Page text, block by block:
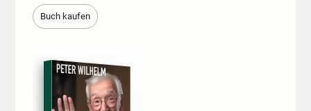
Buch kaufen